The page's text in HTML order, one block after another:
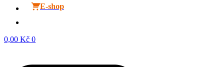
E-shop
0,00 Kč 0